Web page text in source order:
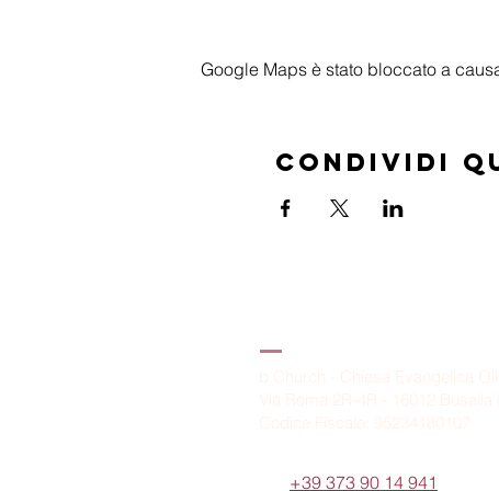
Google Maps è stato bloccato a
Condividi
+39 373 90 14 941